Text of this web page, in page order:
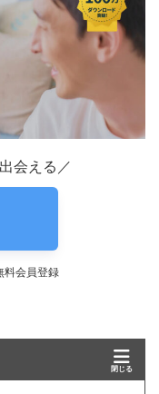
会える／
を
料会員登録